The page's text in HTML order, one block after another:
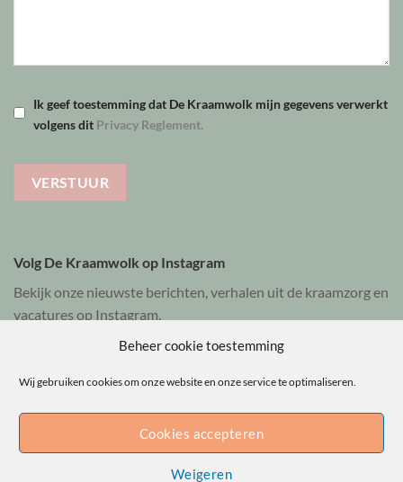
Beheer cookie toestemming
Wij gebruiken cookies om onze website en onze service te optimaliseren.
Cookies accepteren
Weigeren
Ik geef toestemming dat De Kraamwolk mijn gegevens verwerkt
volgens dit Privacy Reglement.
Volg De Kraamwolk op Instagram
Bekijk onze nieuwste berichten, verhalen uit de kraamzorg en
vacatures op Instagram.
Privacyverklaring
Klachtenbeleid